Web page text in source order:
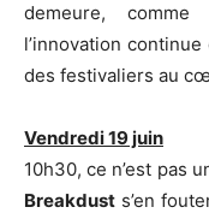
demeure,
l’innovation
des festivaliers au
Vendredi 19 juin
10h30, ce n’est pas
Breakdust s’en